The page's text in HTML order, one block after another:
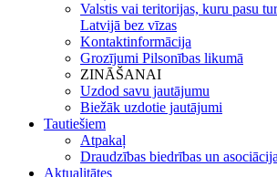
Valstis vai teritorijas, kuru pasu
Latvijā bez vīzas
Kontaktinformācija
Grozījumi Pilsonības likumā
ZINĀŠANAI
Uzdod savu jautājumu
Biežāk uzdotie jautājumi
Tautiešiem
Atpakaļ
Draudzības biedrības un
Aktualitātes